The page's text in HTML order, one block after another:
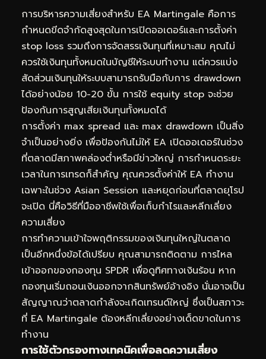
การบริหารความเสี่ยงสำหรับ EA Martingale คือการ
กำหนดขีดจำกัดสูงสุดในการเปิดออเดอร์และการตั้งค่า
stop loss รวมถึงการจัดสรรเงินทุนที่เหมาะสม คุณไม่
ควรใช้เงินทุนทั้งหมดในบัญชีให้ระบบทำงาน แต่ควรแบ่ง
สัดส่วนเงินทุนให้ระบบสามารถรับมือกับการ drawdown
ได้อย่างน้อย 10-20 ขั้น การใช้ equity stop จะช่วย
ป้องกันการสูญเสียเงินทุนทั้งหมดได้
การตั้งค่า max spread และ max drawdown เป็นสิ่ง
จำเป็นอย่างยิ่ง เพื่อป้องกันไม่ให้ EA เปิดออเดอร์ในช่วง
ที่ตลาดมีสภาพคล่องต่ำหรือมีข่าวใหญ่ การกำหนดระยะ
เวลาในการเทรดก็สำคัญ คุณควรตั้งค่าให้ EA ทำงาน
เฉพาะในช่วง Asian Session และหยุดก่อนที่ตลาดยุโรป
จะเปิด นี่คือวิธีที่มืออาชีพใช้เพื่อเก็บกำไรและหลีกเลี่ยง
ความเสี่ยง
การทำความเข้าใจพฤติกรรมของเงินทุนใหญ่ในตลาด
เป็นอีกหนึ่งข้อได้เปรียบ คุณสามารถติดตาม การไหล
เข้าออกของกองทุน SPDR เพื่อดูทิศทางเงินร้อน หาก
กองทุนเริ่มถอนเงินออกจากสินทรัพย์อ้างอิง นั่นอาจเป็น
สัญญาณว่าตลาดกำลังจะเกิดเทรนด์ใหญ่ ซึ่งเป็นสภาวะ
ที่ EA Martingale ต้องหลีกเลี่ยงอย่างเด็ดขาดในการ
ทำงาน
การใช้ตัวกรองทางเทคนิคเพื่อลดความเสี่ยง